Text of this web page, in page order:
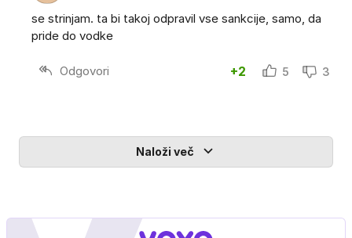
se strinjam. ta bi takoj odpravil vse sankcije, samo, da
pride do vodke
Odgovori +2 5 3
Naloži več